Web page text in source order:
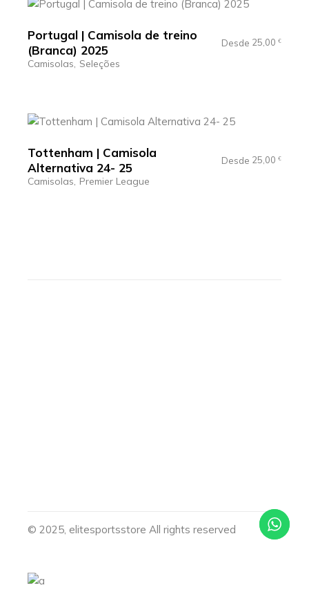
Portugal | Camisola de treino
(Branca) 2025
Desde 25,00 €
Camisolas Seleções
Tottenham | Camisola
Alternativa 24- 25
Desde 25,00 €
Camisolas Premier League
© 2025, elitesportsstore All rights reserved